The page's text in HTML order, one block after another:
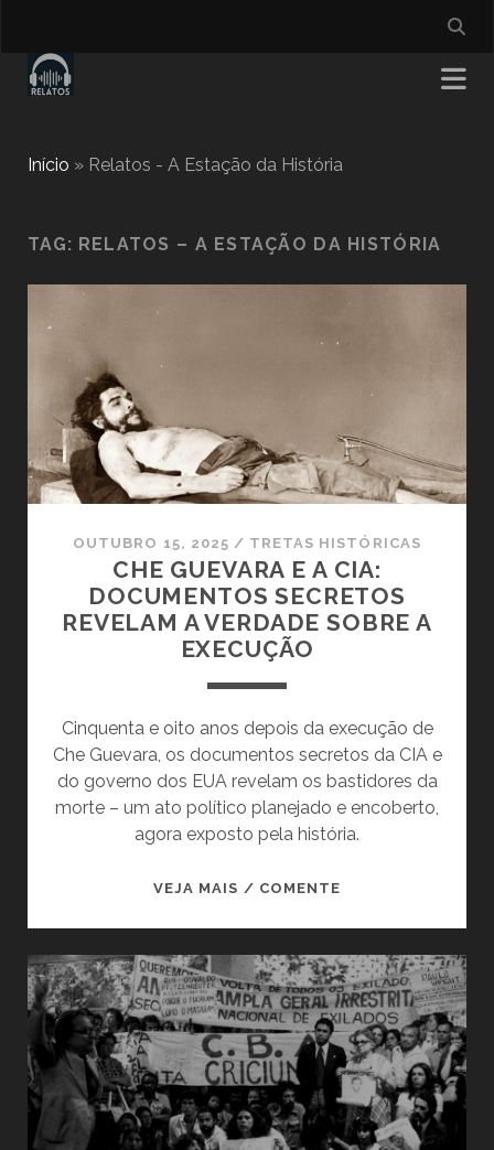
Início » Relatos - A Estação da História
TAG: RELATOS – A ESTAÇÃO DA HISTÓRIA
OUTUBRO 15, 2025 / TRETAS HISTÓRICAS
CHE GUEVARA E A CIA:
DOCUMENTOS SECRETOS
REVELAM A VERDADE SOBRE A
EXECUÇÃO
Cinquenta e oito anos depois da execução de
Che Guevara, os documentos secretos da CIA e
do governo dos EUA revelam os bastidores da
morte – um ato político planejado e encoberto,
agora exposto pela história.
VEJA MAIS / COMENTECHE
A
CIA:
DOCUMENTOS
SECRETOS
REVELAM
A
VERDADE